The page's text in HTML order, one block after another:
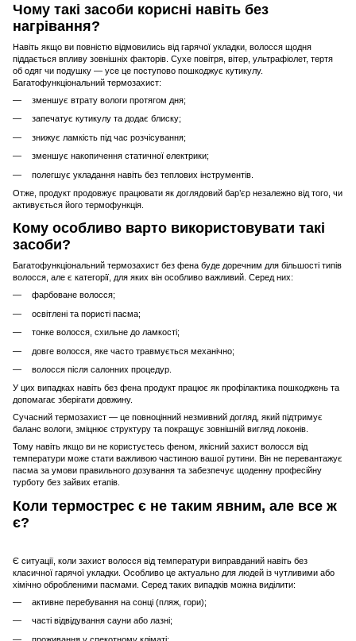
Чому такі засоби корисні навіть без
нагрівання?
Навіть якщо ви повністю відмовились від гарячої укладки, волосся щодня
піддається впливу зовнішніх факторів. Сухе повітря, вітер, ультрафіолет, тертя
об одяг чи подушку — усе це поступово пошкоджує кутикулу.
Багатофункціональний термозахист:
зменшує втрату вологи протягом дня;
запечатує кутикулу та додає блиску;
знижує ламкість під час розчісування;
зменшує накопичення статичної електрики;
полегшує укладання навіть без теплових інструментів.
Отже, продукт продовжує працювати як доглядовий бар’єр незалежно від того, чи
активується його термофункція.
Кому особливо варто використовувати такі
засоби?
Багатофункціональний термозахист без фена буде доречним для більшості типів
волосся, але є категорії, для яких він особливо важливий. Серед них:
фарбоване волосся;
освітлені та пористі пасма;
тонке волосся, схильне до ламкості;
довге волосся, яке часто травмується механічно;
волосся після салонних процедур.
У цих випадках навіть без фена продукт працює як профілактика пошкоджень та
допомагає зберігати довжину.
Сучасний термозахист — це повноцінний незмивний догляд, який підтримує
баланс вологи, зміцнює структуру та покращує зовнішній вигляд локонів.
Тому навіть якщо ви не користуєтесь феном, якісний захист волосся від
температури може стати важливою частиною вашої рутини. Він не перевантажує
пасма за умови правильного дозування та забезпечує щоденну професійну
турботу без зайвих етапів.
Коли термострес є не таким явним, але все ж
є?
Є ситуації, коли захист волосся від температури виправданий навіть без
класичної гарячої укладки. Особливо це актуально для людей із чутливими або
хімічно обробленими пасмами. Серед таких випадків можна виділити:
активне перебування на сонці (пляж, гори);
часті відвідування сауни або лазні;